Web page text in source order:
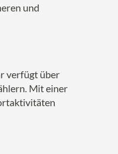
und
verfügt über
Mit einer